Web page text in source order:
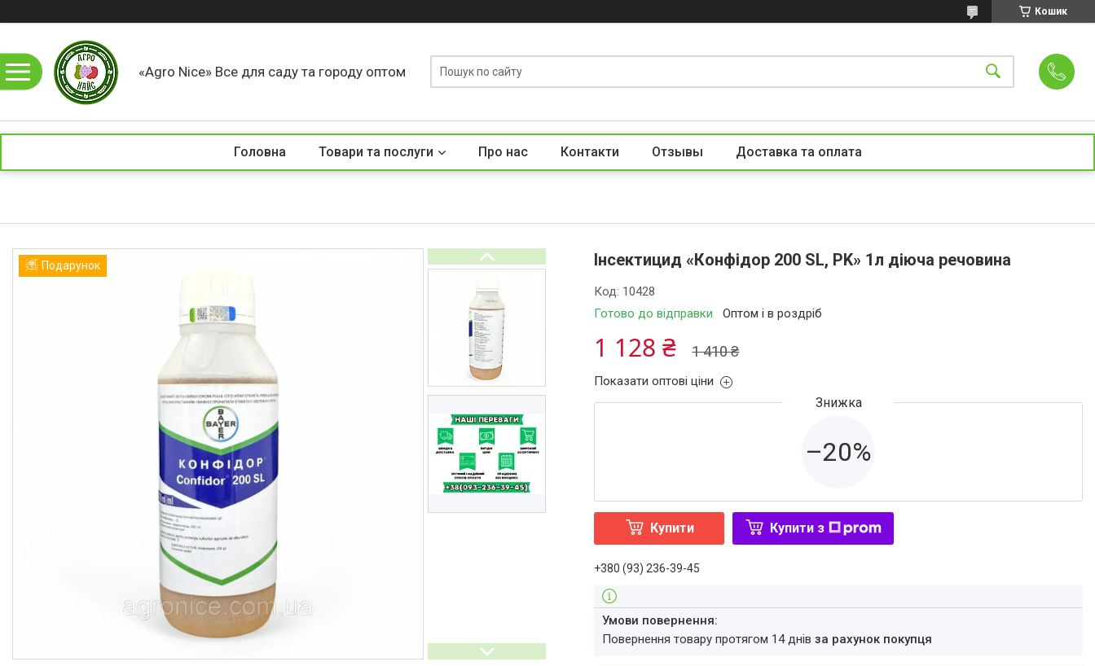
Кошик
«Agro Nice» Все для саду та городу оптом
Головна Товари та послуги Про нас Контакти Отзывы Доставка та оплата
Подарунок Інсектицид «Конфідор 200 SL, PK» 1л діюча речовина
Готово до відправки Оптом і в роздріб
Код: 10428
1 410 ₴
1 128 ₴
Показати оптові ціни
–20%
Купити Купити з
+380 (93) 236-39-45
повернення товару протягом 14 днівза рахунок покупця